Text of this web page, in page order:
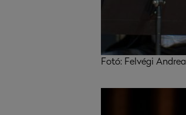
Fotó: Felvégi Andrea